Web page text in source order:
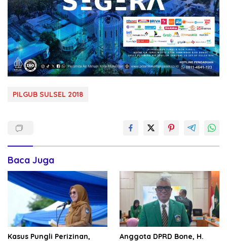
PILGUB SULSEL 2018
Baca Juga
Kasus Pungli Perizinan,
Anggota DPRD Bone, H.